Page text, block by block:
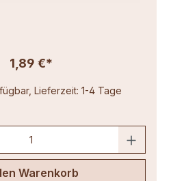
1,89 €*
Lieferzeit: 1-4 Tage
Warenkorb